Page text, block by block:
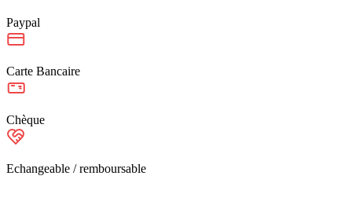
Paypal
Carte Bancaire
Chèque
Echangeable / remboursable